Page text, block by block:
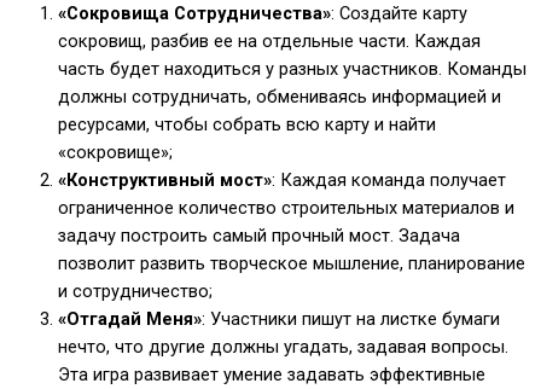
«Сокровища Сотрудничества»: Создайте карту
сокровищ, разбив ее на отдельные части. Каждая
часть будет находиться у разных участников. Команды
должны сотрудничать, обмениваясь информацией и
ресурсами, чтобы собрать всю карту и найти
«сокровище»;
«Конструктивный мост»: Каждая команда получает
ограниченное количество строительных материалов и
задачу построить самый прочный мост. Задача
позволит развить творческое мышление, планирование
и сотрудничество;
«Отгадай Меня»: Участники пишут на листке бумаги
нечто, что другие должны угадать, задавая вопросы.
Эта игра развивает умение задавать эффективные